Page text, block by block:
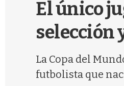
El único
selección
La Copa del
futbolista que